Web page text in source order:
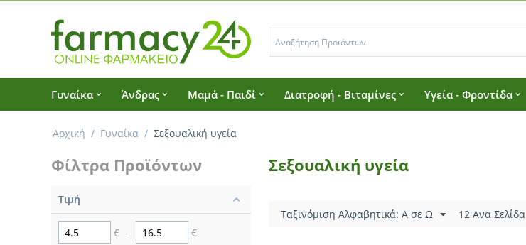
Γυναίκα Άνδρας Μαμά - Παιδί Διατροφή - Βιταμίνες Υγεία - Φροντίδα
Αρχική / Γυναίκα / Σεξουαλική υγεία
Φίλτρα Προϊόντων
Τιμή
€ – €
Σεξουαλική υγεία
Ταξινόμιση Αλφαβητικά: A σε Ω 12 Ανα Σελίδα